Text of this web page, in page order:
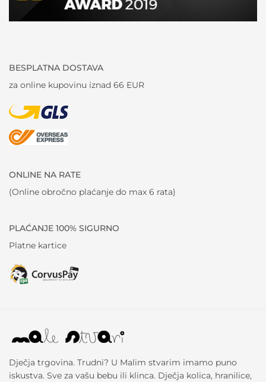
BESPLATNA DOSTAVA
za online kupovinu iznad 66 EUR
ONLINE NA RATE
(Online obročno plaćanje do max 6 rata)
PLAĆANJE 100% SIGURNO
Platne kartice
Dječja trgovina. Trudni? U Malim stvarim imamo puno
iskustva. Sve za vašu bebu ili klinca. Dječja kolica, hranilice,